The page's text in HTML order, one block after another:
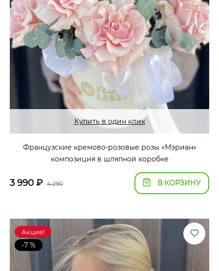
Купить в один клик
Французские кремово-розовые розы «Мэриан»
композиция в шляпной коробке
3 990 ₽ 4 290 В КОРЗИНУ
Акция!
-7 %